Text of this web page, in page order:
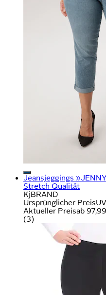
Jeansjeggings
Stretch Qualität
KjBRAND
Ursprünglicher Preis
Aktueller Preisab
(3)